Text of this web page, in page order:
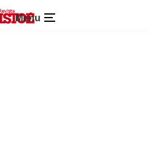
Menu